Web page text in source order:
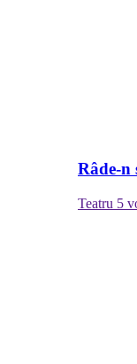
Râde-n
Teatru 5